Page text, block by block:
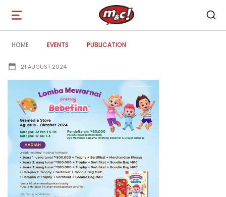
Open
navigation
HOME EVENTS PUBLICATION
21 AUGUST 2024